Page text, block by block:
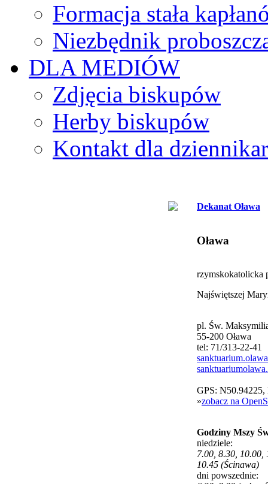
Formacja stała
Niezbędnik
DLA MEDIÓW
Zdjęcia biskupów
Herby biskupów
Kontakt dla
Dekanat Oława
Oława
rzymskokatolicka
Najświętszej
pl. Św.
55-200 Oława
tel: 71/313-22-41
GPS: N50.94225,
»zobacz na
Godziny Mszy
niedziele:
7.00, 8.30, 10.00,
10.45 (Ścinawa)
dni powszednie: